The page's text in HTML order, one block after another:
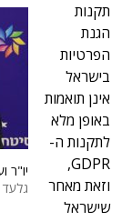
יו"ר
גלעד
תקנות
הגנת
הפרטיות
בישראל
אינן תואמות
באופן מלא
לתקנות ה-
GDPR,
וזאת מאחר
שישראל